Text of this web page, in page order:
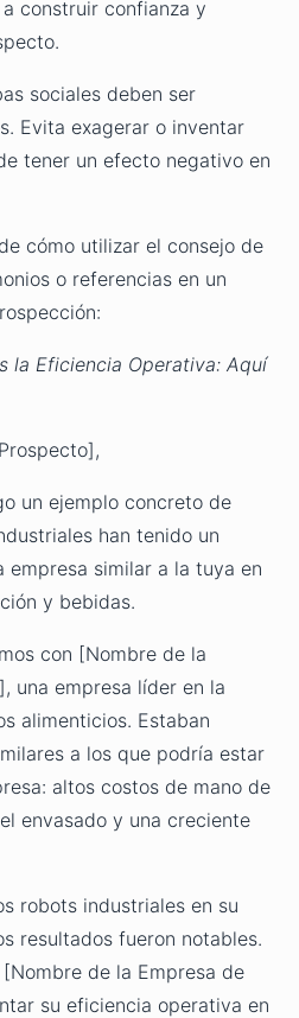
construir confianza y
sociales deben ser
Evita exagerar o inventar
tener un efecto negativo en
cómo utilizar el consejo de
o referencias en un
la Eficiencia Operativa: Aquí
un ejemplo concreto de
han tenido un
empresa similar a la tuya en
y bebidas.
con [Nombre de la
una empresa líder en la
alimenticios. Estaban
a los que podría estar
altos costos de mano de
envasado y una creciente
robots industriales en su
resultados fueron notables.
de la Empresa de
su eficiencia operativa en